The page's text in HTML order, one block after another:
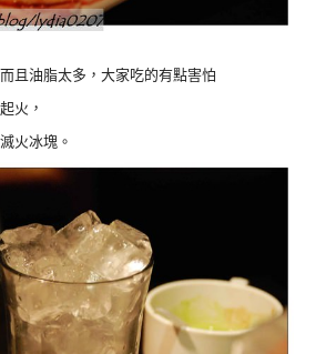
且油脂太多，大家吃的有點害怕
火，
火冰塊。